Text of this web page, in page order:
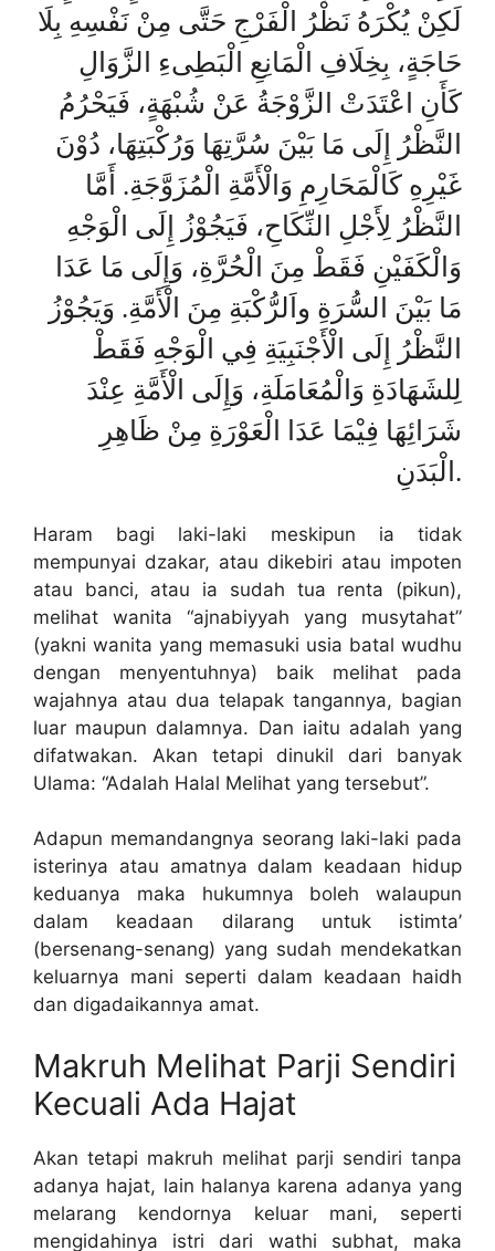
لَكِنْ يُكْرَهُ نَظْرُ الْفَرْجِ حَتَّى مِنْ نَفْسِهِ بِلَا
حَاجَةٍ، بِخِلَافِ الْمَانِعِ الْبَطِىءِ الزَّوَالِ
كَأَنِ اعْتَدَتْ الزَّوْجَةُ عَنْ شُبْهَةٍ، فَيَحْرُمُ
النَّظْرُ إِلَى مَا بَيْنَ سُرَّتِهَا وَرُكْبَتِهَا، دُوْنَ
غَيْرِهِ كَالْمَحَارِمِ وَالْأَمَّةِ الْمُزَوَّجَةِ. أَمَّا
النَّظْرُ لِأَجْلِ النِّكَاحِ، فَيَجُوْزُ إِلَى الْوَجْهِ
وَالْكَفَيْنِ فَقَطْ مِنَ الْحُرَّةِ، وَإِلَى مَا عَدَا
مَا بَيْنَ السُّرَةِ واَلرُّكْبَةِ مِنَ الْأَمَّةِ. وَيَجُوْزُ
النَّظْرُ إِلَى الْأَجْنَبِيَةِ فِي الْوَجْهِ فَقَطْ
لِلشَهَادَةِ وَالْمُعَامَلَةِ، وَإِلَى الْأَمَّةِ عِنْدَ
شَرَائِهَا فِيْمَا عَدَا الْعَوْرَةِ مِنْ ظَاهِرِ
الْبَدَنِ.
Haram bagi laki-laki meskipun ia tidak
mempunyai dzakar, atau dikebiri atau impoten
atau banci, atau ia sudah tua renta (pikun),
melihat wanita “ajnabiyyah yang musytahat”
(yakni wanita yang memasuki usia batal wudhu
dengan menyentuhnya) baik melihat pada
wajahnya atau dua telapak tangannya, bagian
luar maupun dalamnya. Dan iaitu adalah yang
difatwakan. Akan tetapi dinukil dari banyak
Ulama: “Adalah Halal Melihat yang tersebut”.
Adapun memandangnya seorang laki-laki pada
isterinya atau amatnya dalam keadaan hidup
keduanya maka hukumnya boleh walaupun
dalam keadaan dilarang untuk istimta’
(bersenang-senang) yang sudah mendekatkan
keluarnya mani seperti dalam keadaan haidh
dan digadaikannya amat.
Makruh Melihat Parji Sendiri
Kecuali Ada Hajat
Akan tetapi makruh melihat parji sendiri tanpa
adanya hajat, lain halanya karena adanya yang
melarang kendornya keluar mani, seperti
mengidahinya istri dari wathi subhat, maka